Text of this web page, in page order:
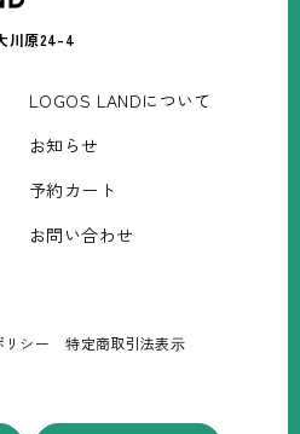
川原24-4
LOGOS LANDについて
お知らせ
予約カート
お問い合わせ
リシー
特定商取引法表⽰